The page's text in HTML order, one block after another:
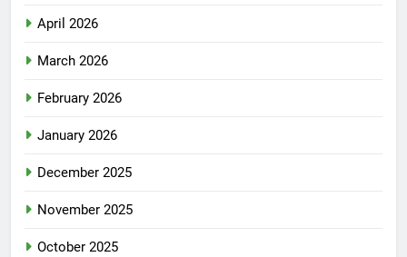
April 2026
March 2026
February 2026
January 2026
December 2025
November 2025
October 2025